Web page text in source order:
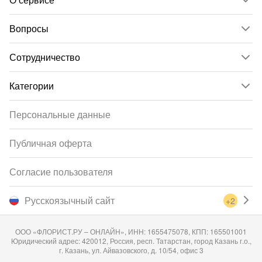
Вопросы
Сотрудничество
Категории
Русскоязычный сайт +2
Персональные данные
Публичная оферта
Согласие пользователя
ООО «ФЛОРИСТ.РУ – ОНЛАЙН», ИНН: 1655475078, КПП: 165501001
Юридический адрес: 420012, Россия, респ. Татарстан, город Казань г.о.,
г. Казань, ул. Айвазовского, д. 10/54, офис 3